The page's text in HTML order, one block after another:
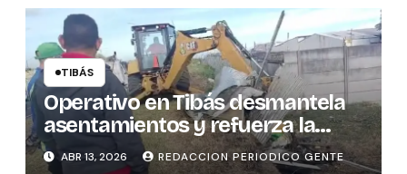
TIBÁS
Operativo en Tibás desmantela
asentamientos y refuerza la
seguridad cantonal
ABR 13, 2026 REDACCION PERIODICO GENTE